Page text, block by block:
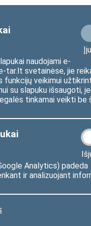
naudojami e-
tar.lt svetainėse, jie
funkcijų veikimui
su slapuku išsaugoti,
tinkamai veikti be
Analytics) padeda
ir analizuojant
Sudėtis
>Seimo posėdžiai>
neeilinė Seimo